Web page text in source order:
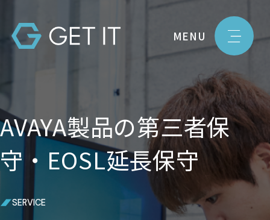
MENU
AVAYA製品の第三者保
守・EOSL延長保守
SERVICE